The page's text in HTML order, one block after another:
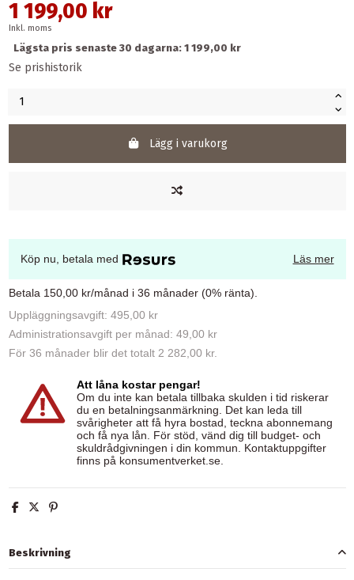
1 199,00 kr
Inkl. moms
Lägsta pris senaste 30 dagarna: 1 199,00 kr
Se prishistorik
Lägg i varukorg
Köp nu, betala med Läs mer
Betala 150,00 kr/månad i 36 månader (0% ränta).
Uppläggningsavgift: 495,00 kr
Administrationsavgift per månad: 49,00 kr
För 36 månader blir det totalt 2 282,00 kr.
Att låna kostar pengar!
Om du inte kan betala tillbaka skulden i tid riskerar
du en betalningsanmärkning. Det kan leda till
svårigheter att få hyra bostad, teckna abonnemang
och få nya lån. För stöd, vänd dig till budget- och
skuldrådgivningen i din kommun. Kontaktuppgifter
finns på konsumentverket.se
Beskrivning